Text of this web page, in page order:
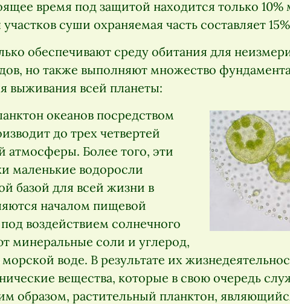
время под защитой находится только 10%
суши охраняемая часть составляет
обеспечивают среду обитания для
но также выполняют множество
выживания всей планеты:
океанов посредством
до трех четвертей
атмосферы. Более того, эти
маленькие водоросли
базой для всей жизни в
началом пищевой
воздействием солнечного
минеральные соли и углерод,
воде. В результате их
вещества, которые в свою очередь
образом, растительный планктон,